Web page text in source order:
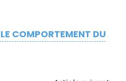
COMPORTEMENT DU